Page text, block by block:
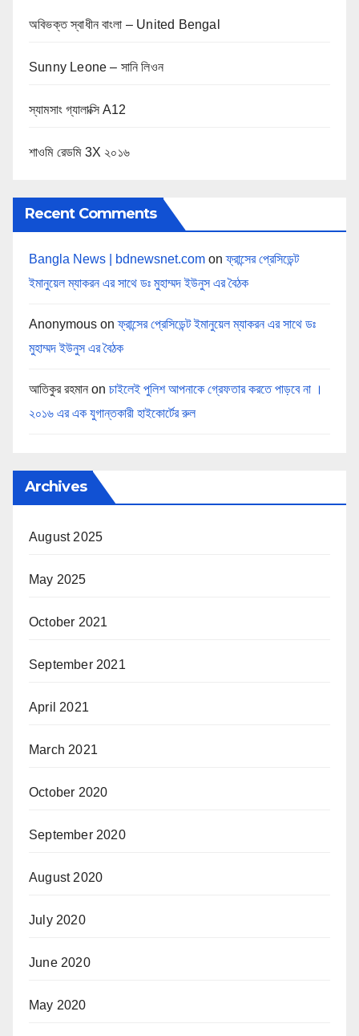
অবিভক্ত স্বাধীন বাংলা – United Bengal
Sunny Leone – সানি লিওন
স্যামসাং গ্যালাক্সি A12
শাওমি রেডমি 3X ২০১৬
Recent Comments
Bangla News | bdnewsnet.com onফ্রান্সের প্রেসিডেন্ট
ইমানুয়েল ম্যাকরন এর সাথে ডঃ মুহাম্মদ ইউনুস এর বৈঠক
Anonymous onফ্রান্সের প্রেসিডেন্ট ইমানুয়েল ম্যাকরন এর সাথে ডঃ
মুহাম্মদ ইউনুস এর বৈঠক
আতিকুর রহমান on চাইলেই পুলিশ আপনাকে গ্রেফতার করতে পাড়বে না ।
২০১৬ এর এক যুগান্তকারী হাইকোর্টের রুল
Archives
August 2025
May 2025
October 2021
September 2021
April 2021
March 2021
October 2020
September 2020
August 2020
July 2020
June 2020
May 2020